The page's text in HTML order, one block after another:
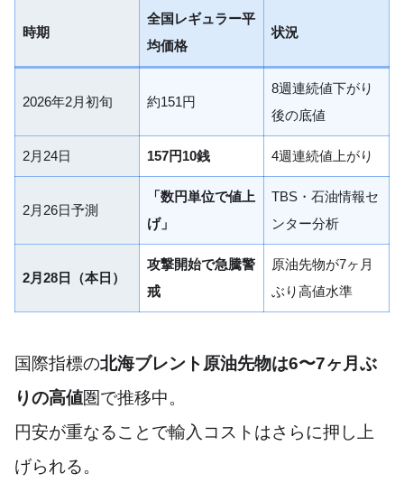
時期
全国レギュラー平
均価格
状況
2026年2月初旬 約151円
8週連続値下がり
後の底値
2月24日 157円10銭 4週連続値上がり
2月26日予測
「数円単位で値上
げ」
TBS・石油情報セ
ンター分析
2月28日（本日）
攻撃開始で急騰警
戒
原油先物が7ヶ月
ぶり高値水準
国際指標の北海ブレント原油先物は6〜7ヶ月ぶ
りの高値圏で推移中。
円安が重なることで輸入コストはさらに押し上
げられる。